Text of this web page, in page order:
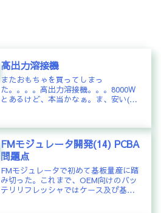
高出力溶接機
またおもちゃを買ってしまっ
た。。。。高出力溶接機。。。8000W
とあるけど、本当かなぁ。ま、安い(中
のリチウムイオン電池を直列や並列に
つなげる際に金属プレートで接続...
FMモジュレータ開発(14) PCBA
問題点
FMモジュレータで初めて基板量産に踏
み切った。これまで、OEM向けのバッ
テリリフレッシャではケース及び基板